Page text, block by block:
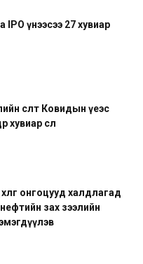
IPO үнээсээ 27 хувиар
өсөлт Ковидын үеэс
өслөө
онгоцууд халдлагад
нефтийн зах зээлийн